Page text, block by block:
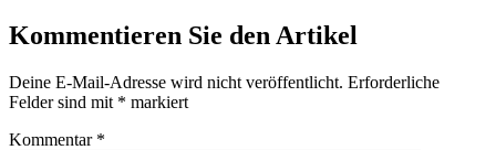
Kommentieren Sie den Artikel
Deine E-Mail-Adresse wird nicht veröffentlicht. Erforderliche
Felder sind mit * markiert
Kommentar *